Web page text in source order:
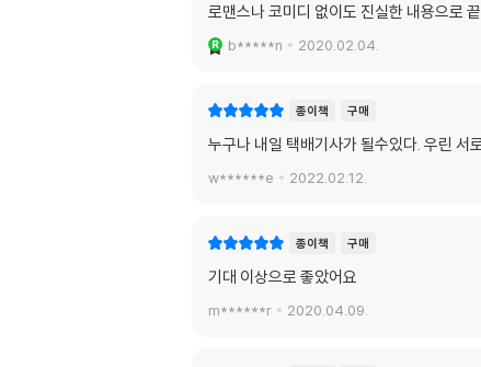
로맨스나 코미디 없이도 진실한 내용으로
b*****n 2020.02.04.
종이책 구매
누구나 내일 택배기사가 될수있다. 우린 서
w******e 2022.02.12.
종이책 구매
기대 이상으로 좋았어요
m******r 2020.04.09.